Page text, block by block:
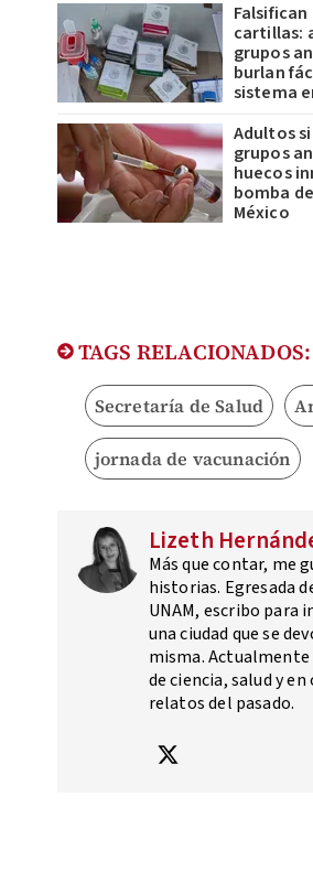
cartillas:
grupos
burlan
sistema
Adultos
grupos
huecos
bomba
México
TAGS RELACIONADOS:
Secretaría de Salud
jornada de vacunación
Lizeth
Más que contar, me
historias. Egresada
UNAM, escribo para
una ciudad que se
misma.
de ciencia, salud y en
relatos del pasado.